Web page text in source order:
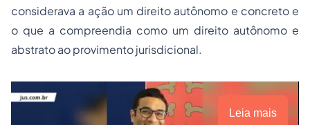
considerava a ação um direito autônomo e concreto e
o que a compreendia como um direito autônomo e
abstrato ao provimento jurisdicional.
Leia mais